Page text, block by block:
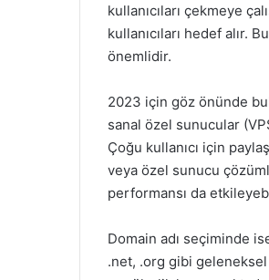
kullanıcıları çekmeye
kullanıcıları hedef alır.
önemlidir.
2023 için göz önünde
sanal özel sunucular
Çoğu kullanıcı için
veya özel sunucu
performansı da
Domain adı seçiminde
.net, .org gibi geleneksel